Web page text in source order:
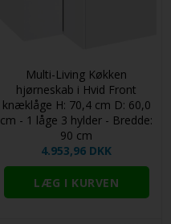
Multi-Living Køkken
hjørneskab i Hvid Front
knæklåge H: 70,4 cm D: 60,0
cm - 1 låge 3 hylder - Bredde:
90 cm
4.953,96 DKK